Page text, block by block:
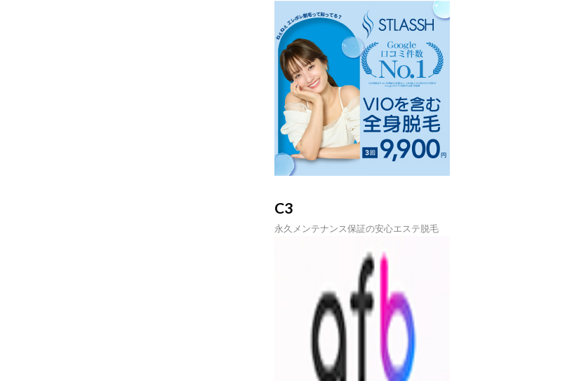
C3
永久メンテナンス保証の安心エステ脱毛